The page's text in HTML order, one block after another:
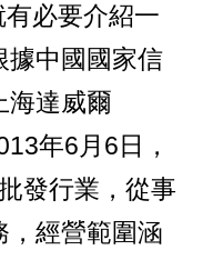
必要介紹一
據中國國家信
海達威爾
年6月6日，
發行業，從事
，經營範圍涵